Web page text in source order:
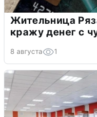
Жительница
кражу денег с
8 августа 1